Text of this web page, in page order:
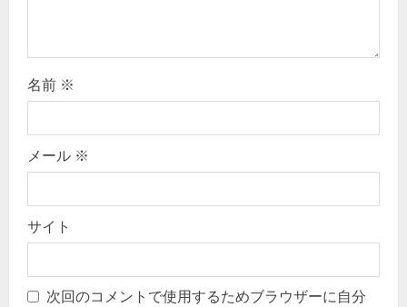
名前 ※
メール ※
サイト
次回のコメントで使用するためブラウザーに自分